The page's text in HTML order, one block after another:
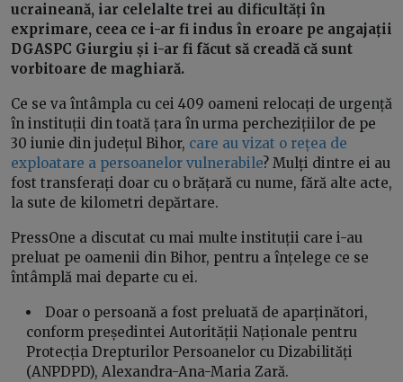
ucraineană, iar celelalte trei au dificultăți în
exprimare, ceea ce i-ar fi indus în eroare pe angajații
DGASPC Giurgiu și i-ar fi făcut să creadă că sunt
vorbitoare de maghiară.
Ce se va întâmpla cu cei 409 oameni relocați de urgență
în instituții din toată țara în urma perchezițiilor de pe
30 iunie din județul Bihor, care au vizat o rețea de
exploatare a persoanelor vulnerabile? Mulți dintre ei au
fost transferați doar cu o brățară cu nume, fără alte acte,
la sute de kilometri depărtare.
PressOne a discutat cu mai multe instituții care i-au
preluat pe oamenii din Bihor, pentru a înțelege ce se
întâmplă mai departe cu ei.
Doar o persoană a fost preluată de aparținători,
conform președintei Autorității Naționale pentru
Protecția Drepturilor Persoanelor cu Dizabilități
(ANPDPD), Alexandra-Ana-Maria Zară.